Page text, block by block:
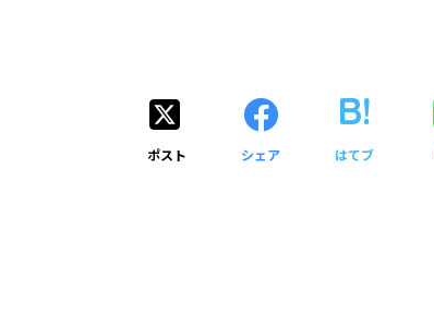
ポスト シェア はてブ